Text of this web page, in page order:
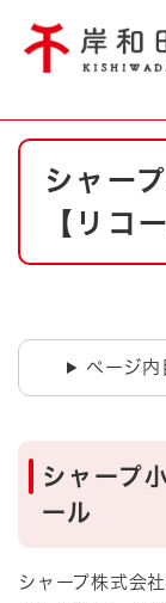
やさしい日本語
防災
ハザ
本
シャー
【リコ
ページ内
シャープ
ール
シャープ株式会